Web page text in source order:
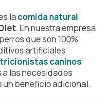
la comida natural
. En nuestra empresa
que son 100%
artificiales.
caninos
las necesidades
un beneficio adicional.